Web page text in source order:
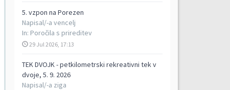
5. vzpon na Porezen
Napisal/-a vencelj
In: Poročila s prireditev
29 Jul 2026, 17:13
TEK DVOJK - petkilometrski rekreativni tek v
dvoje, 5. 9. 2026
Napisal/-a ziga